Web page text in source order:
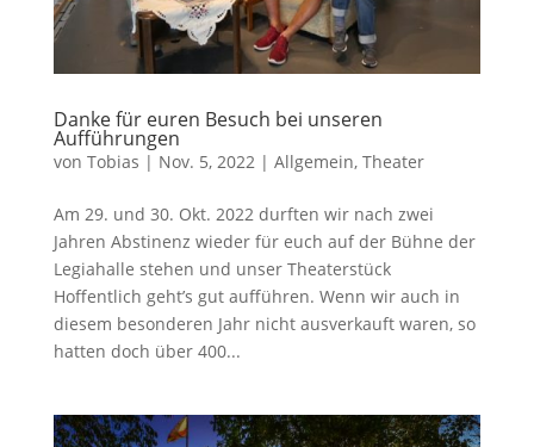
Danke für euren Besuch bei unseren
Aufführungen
von Tobias | Nov. 5, 2022 | Allgemein, Theater
Am 29. und 30. Okt. 2022 durften wir nach zwei
Jahren Abstinenz wieder für euch auf der Bühne der
Legiahalle stehen und unser Theaterstück
Hoffentlich geht’s gut aufführen. Wenn wir auch in
diesem besonderen Jahr nicht ausverkauft waren, so
hatten doch über 400...